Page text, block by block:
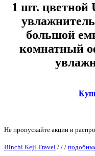
1 шт. цветной
большой
комнатный
Не пропускайте акции и
Binchi Keji Travel / / /